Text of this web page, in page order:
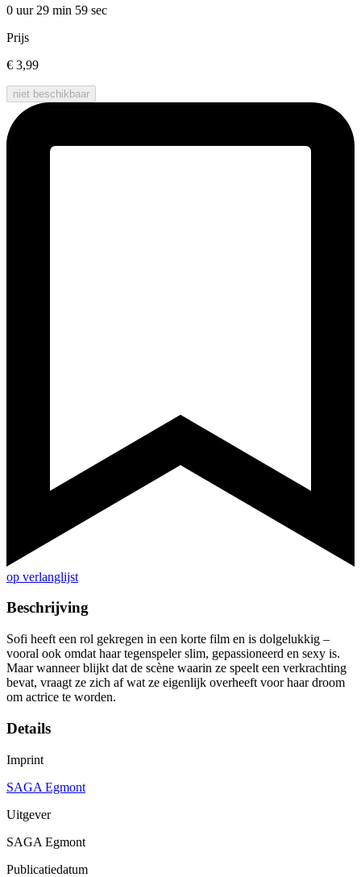
0 uur 29 min 59 sec
Prijs
€ 3,99
niet beschikbaar
op verlanglijst
Beschrijving
Sofi heeft een rol gekregen in een korte film en is dolgelukkig –
vooral ook omdat haar tegenspeler slim, gepassioneerd en sexy is.
Maar wanneer blijkt dat de scène waarin ze speelt een verkrachting
bevat, vraagt ze zich af wat ze eigenlijk overheeft voor haar droom
om actrice te worden.
Details
Imprint
SAGA Egmont
Uitgever
SAGA Egmont
Publicatiedatum